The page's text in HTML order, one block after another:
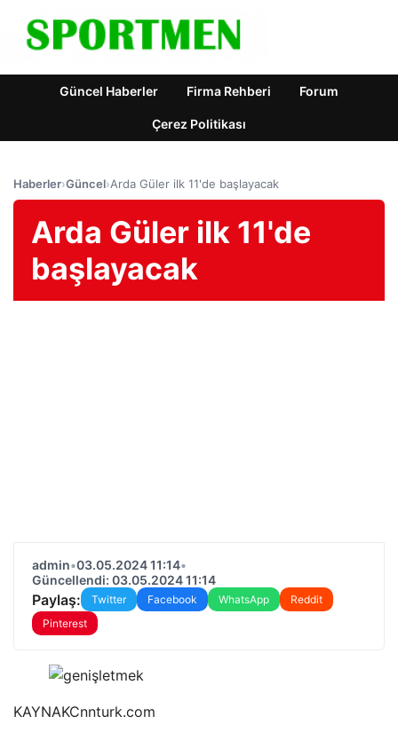
Güncel Haberler Firma Rehberi Forum
Çerez Politikası
Haberler›Güncel›Arda Güler ilk 11'de başlayacak
Arda Güler ilk 11'de
başlayacak
admin•03.05.2024 11:14•
Güncellendi: 03.05.2024 11:14
Paylaş: Twitter Facebook WhatsApp
Reddit
Pinterest
KAYNAKCnnturk.com